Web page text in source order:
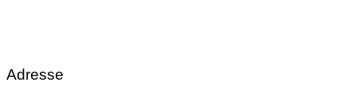
Adresse